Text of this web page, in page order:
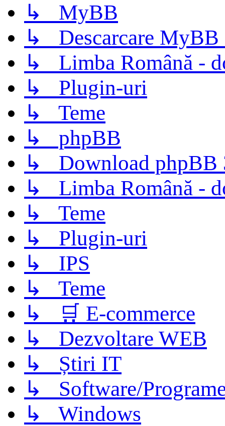
↳ MyBB
↳ Descarcare MyBB
↳ Limba Română -
↳ Plugin-uri
↳ Teme
↳ phpBB
↳ Download phpBB
↳ Limba Română -
↳ Teme
↳ Plugin-uri
↳ IPS
↳ Teme
↳ 🛒 E-commerce
↳ Dezvoltare WEB
↳ Știri IT
↳ Software/
↳ Windows